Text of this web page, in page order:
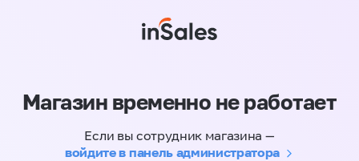
Магазин временно не работает
Если вы сотрудник магазина —
войдите в панель администратора